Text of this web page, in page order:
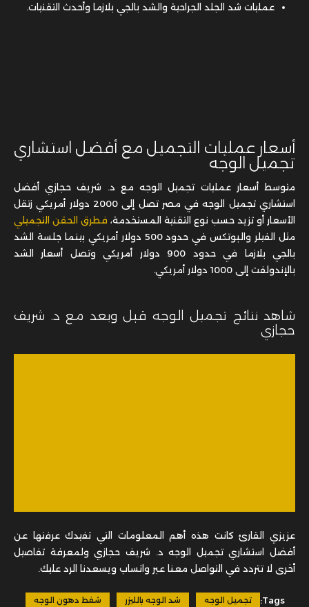
عمليات شد الجلد الجراحية والشد بالجي بلازما وأحدث التقنيات.
أسعار عمليات التجميل مع أفضل استشاري
تجميل الوجه
متوسط أسعار عمليات تجميل الوجه مع د. شريف حجازي أفضل
استشاري تجميل الوجه في مصر تصل إلى 2000 دولار أمريكي زتقل
الأسعار أو تزيد حسب نوع التقنية المستخدمة، فطرق الحقن التجميلي
مثل الفيلر والبوتكس في حدود 500 دولار أمريكي بينما جلسة الشد
بالجي بلازما في حدود 900 دولار أمريكي وتصل أسعار الشد
بالإندولفت إلى 1000 دولار أمريكي.
شاهد نتائج تجميل الوجه قبل وبعد مع د. شريف
حجازي
عزيزي القارئ كانت هذه أهم المعلومات التي تفيدك عرفتها عن
أفضل استشاري تجميل الوجه د. شريف حجازي ولمعرفة تفاصيل
أخرى لا تتردد في التواصل معنا عبر واتساب ويسعدنا الرد عليك.
Tags: تجميل الوجه شد الوجه بالليزر شفط دهون الوجه